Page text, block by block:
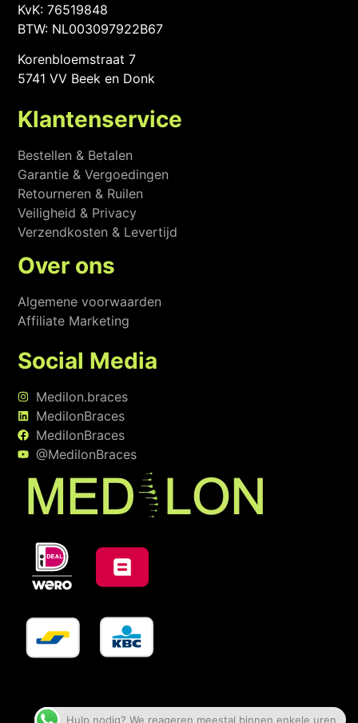
KvK: 76519848
BTW: NL003097922B67
Korenbloemstraat 7
5741 VV Beek en Donk
Klantenservice
Bestellen & Betalen
Garantie & Vergoedingen
Retourneren & Ruilen
Veiligheid & Privacy
Verzendkosten & Levertijd
Over ons
Algemene voorwaarden
Affiliate Marketing
Social Media
Medilon.braces
MedilonBraces
MedilonBraces
@MedilonBraces
Hulp nodig? We reageren meestal binnen enkele uren